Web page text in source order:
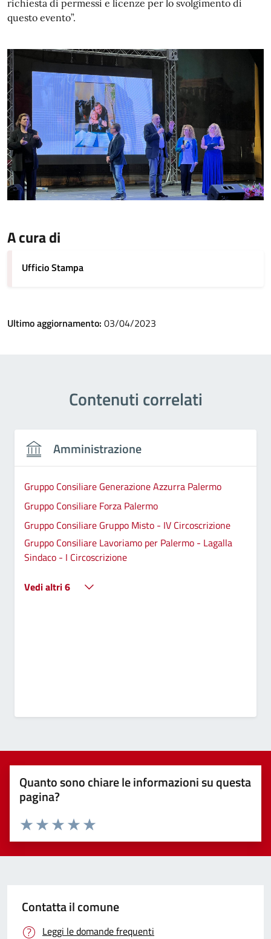
richiesta di permessi e licenze per lo svolgimento di
questo evento”.
A cura di
Ufficio Stampa
Ultimo aggiornamento: 03/04/2023
Contenuti correlati
Amministrazione
Gruppo Consiliare Generazione Azzurra Palermo
Gruppo Consiliare Forza Palermo
Gruppo Consiliare Gruppo Misto - IV Circoscrizione
Gruppo Consiliare Lavoriamo per Palermo - Lagalla
Sindaco - I Circoscrizione
Vedi altri 6
Quanto sono chiare le informazioni su questa
pagina?
Valuta 5 stelle su 5
Valuta 4 stelle su 5
Valuta 3 stelle su 5
Valuta 2 stelle su 5
Valuta 1 stelle su 5
Contatta il comune
Leggi le domande frequenti